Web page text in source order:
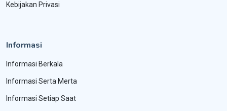
Kebijakan Privasi
Informasi
Informasi Berkala
Informasi Serta Merta
Informasi Setiap Saat